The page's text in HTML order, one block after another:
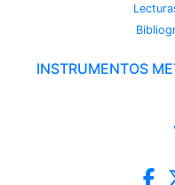
INSTRUMENTOS